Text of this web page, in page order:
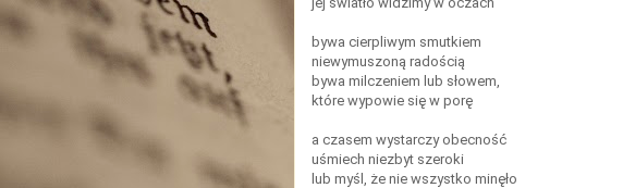
bywa cierpliwym smutkiem
niewymuszoną radością
bywa milczeniem lub słowem,
które wypowie się w porę
a czasem wystarczy obecność
uśmiech niezbyt szeroki
lub myśl, że nie wszystko minęło